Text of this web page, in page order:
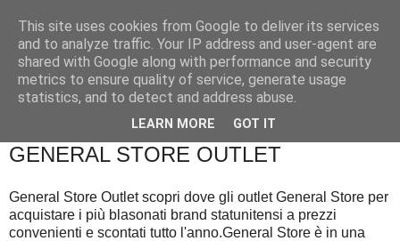
GENERAL STORE OUTLET
General Store Outlet scopri dove gli outlet General Store per
acquistare i più blasonati brand statunitensi a prezzi
convenienti e scontati tutto l'anno.General Store è in una
This site uses cookies from Google to deliver its services
and to analyze traffic. Your IP address and user-agent are
shared with Google along with performance and security
metrics to ensure quality of service, generate usage
statistics, and to detect and address abuse.
LEARN MORE GOT IT